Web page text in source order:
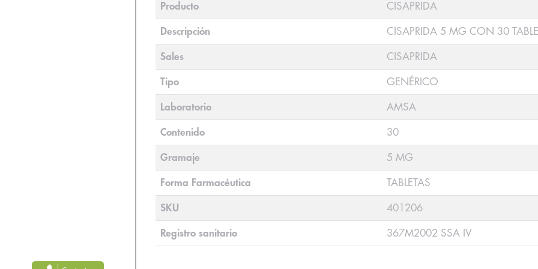
Producto CISAPRIDA
Descripción CISAPRIDA 5 MG CON 30
Sales CISAPRIDA
Tipo GENÉRICO
Laboratorio AMSA
Contenido 30
Gramaje 5 MG
Forma Farmacéutica TABLETAS
SKU 401206
Registro sanitario 367M2002 SSA IV